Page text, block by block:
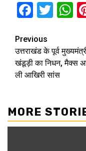
Continue
Reading
Previous
उत्तराखंड के पूर्व
खंडूड़ी का निधन, मैक्स
ली आखिरी सांस
MORE